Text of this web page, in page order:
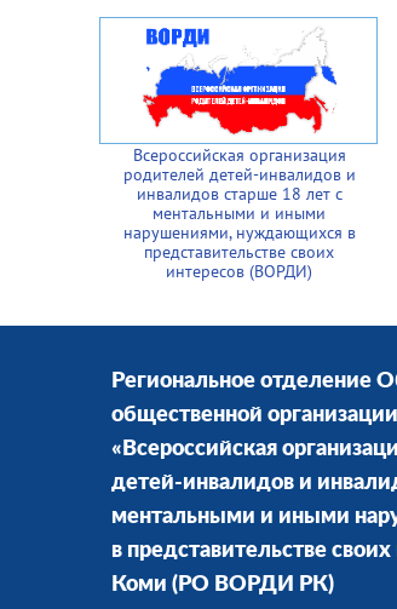
Всероссийская организация
родителей детей-инвалидов и
инвалидов старше 18 лет с
ментальными и иными
нарушениями, нуждающихся в
представительстве своих
интересов (ВОРДИ)
Региональное отделение
общественной организации
«Всероссийская
детей-инвалидов и
ментальными и иными
в представительстве
Коми (РО ВОРДИ РК)